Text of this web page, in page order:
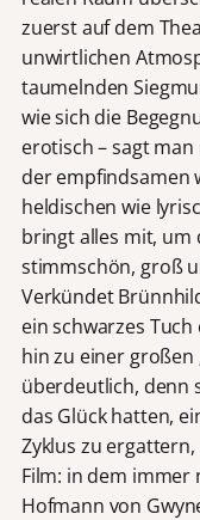
zuerst auf dem
unwirtlichen
taumelnden
wie sich die
erotisch – sagt
der empfindsamen
heldischen wie
bringt alles mit, um
stimmschön, groß
Verkündet
ein schwarzes
hin zu einer großen
überdeutlich, denn
das Glück hatten,
Zyklus zu
Film: in dem immer
Hofmann von